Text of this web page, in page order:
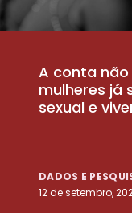
A conta
mulheres já
sexual e
DADOS E
12 de setembro,